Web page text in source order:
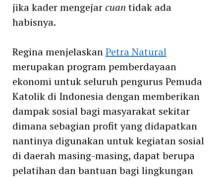
jika kader mengejarcuan tidak ada
habisnya.
Regina menjelaskanPetra Natural
merupakan program pemberdayaan
ekonomi untuk seluruh pengurus Pemuda
Katolik di Indonesia dengan memberikan
dampak sosial bagi masyarakat sekitar
dimana sebagian profit yang didapatkan
nantinya digunakan untuk kegiatan sosial
di daerah masing-masing, dapat berupa
pelatihan dan bantuan bagi lingkungan